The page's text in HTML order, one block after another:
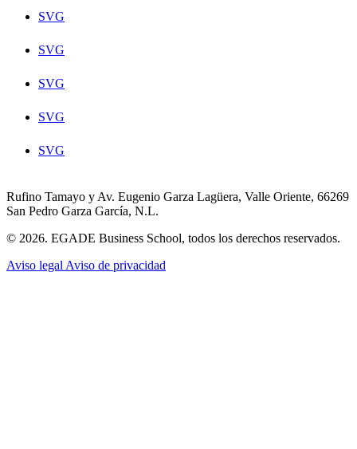
SVG
SVG
SVG
SVG
SVG
Rufino Tamayo y Av. Eugenio Garza Lagüera, Valle Oriente, 66269
San Pedro Garza García, N.L.
© 2026. EGADE Business School, todos los derechos reservados.
Aviso legal Aviso de privacidad